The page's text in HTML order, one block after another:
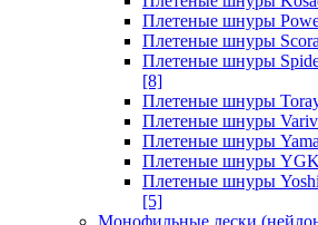
Плетеные шнуры
Плетеные шнуры
Плетеные шнуры
[8]
Плетеные шнуры
Плетеные шнуры
Плетеные шнуры
Плетеные шнуры
Плетеные шнуры
[5]